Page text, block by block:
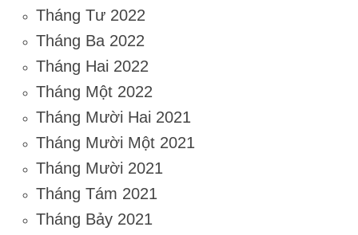
Tháng Tư 2022
Tháng Ba 2022
Tháng Hai 2022
Tháng Một 2022
Tháng Mười Hai 2021
Tháng Mười Một 2021
Tháng Mười 2021
Tháng Tám 2021
Tháng Bảy 2021